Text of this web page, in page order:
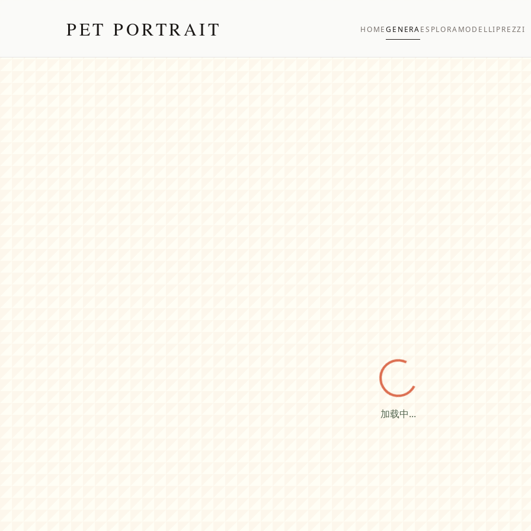
PET PORTRAIT HOMEGENERAESPLORAMODELLIPREZZI
加载中...